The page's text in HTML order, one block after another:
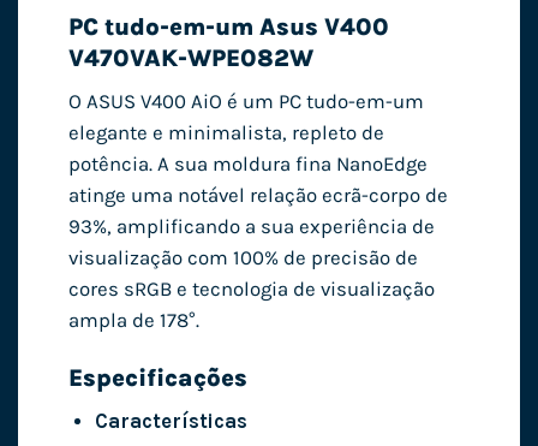
PC tudo-em-um Asus V400
V470VAK-WPE082W
O ASUS V400 AiO é um PC tudo-em-um
elegante e minimalista, repleto de
potência. A sua moldura fina NanoEdge
atinge uma notável relação ecrã-corpo de
93%, amplificando a sua experiência de
visualização com 100% de precisão de
cores sRGB e tecnologia de visualização
ampla de 178°.
Especificações
Características